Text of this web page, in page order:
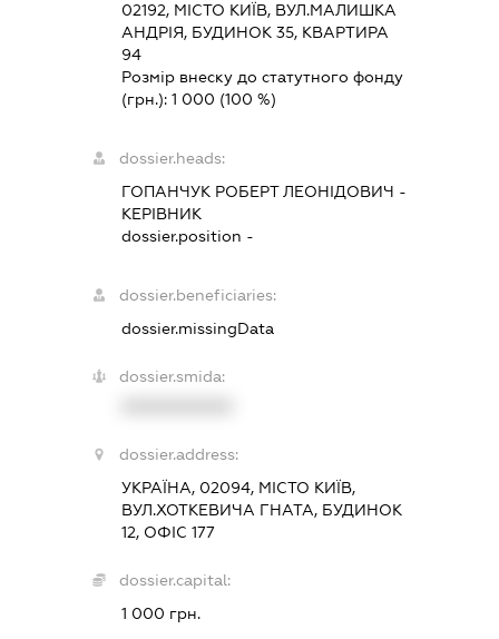
02192, МІСТО КИЇВ, ВУЛ.МАЛИШКА
АНДРІЯ, БУДИНОК 35, КВАРТИРА
94
Розмір внеску до статутного фонду
(грн.): 1 000 (100 %)
dossier.heads:
ГОПАНЧУК РОБЕРТ ЛЕОНІДОВИЧ -
КЕРІВНИК
dossier.position -
dossier.beneficiaries:
dossier.missingData
dossier.smida:
dossier.address:
УКРАЇНА, 02094, МІСТО КИЇВ,
ВУЛ.ХОТКЕВИЧА ГНАТА, БУДИНОК
12, ОФІС 177
dossier.capital:
1 000 грн.